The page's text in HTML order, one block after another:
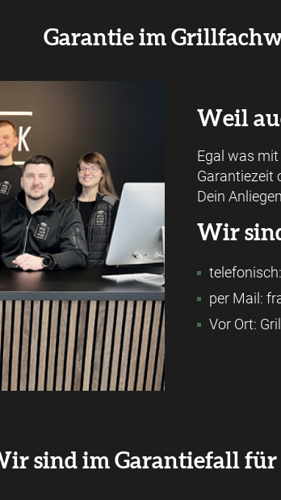
Garantie im
Weil
Egal was
Garantiezeit
Dein
Wir
per Mail:
Vor Ort:
sind im Garantiefall für